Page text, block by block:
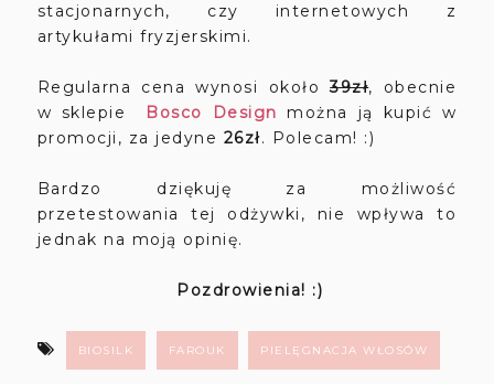
stacjonarnych, czy internetowych z
artykułami fryzjerskimi.
Regularna cena wynosi około39zł, obecnie
w sklepie
Bosco Design można ją kupić w
promocji, za jedyne 26zł. Polecam! :)
Bardzo dziękuję za możliwość
przetestowania tej odżywki, nie wpływa to
jednak na moją opinię.
Pozdrowienia! :)
BIOSILK FAROUK PIELĘGNACJA WŁOSÓW